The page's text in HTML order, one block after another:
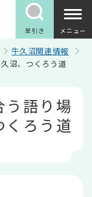
早引き メニュー
牛久沼関連情報
沼、つくろう道
う語り場
くろう道